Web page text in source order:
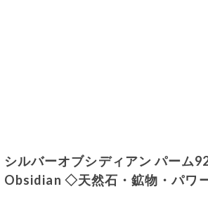
シルバーオブシディアン パーム
Obsidian ◇天然石・鉱物・パワ